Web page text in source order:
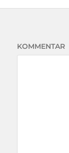
KOMMENTAR